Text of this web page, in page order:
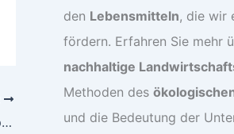
Bester Reitmantel – So findest du den perfekten Begleiter für Pferd und Reiter
den Lebensmitteln, die wir
fördern. Erfahren Sie mehr
nachhaltige
Methoden des
und die Bedeutung der